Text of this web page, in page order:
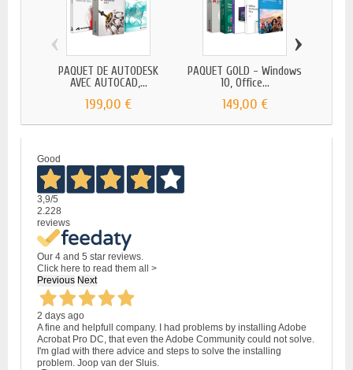
PAQUET DE AUTODESK
AVEC AUTOCAD,...
199,00 €
PAQUET GOLD - Windows
10, Office...
149,00 €
‹ ›
Good
3,9/5
2.228
reviews
Our 4 and 5 star reviews.
Click here to read them all >
Previous Next
2 days ago
A fine and helpfull company. I had problems by installing Adobe
Acrobat Pro DC, that even the Adobe Community could not solve.
I'm glad with there advice and steps to solve the installing
problem. Joop van der Sluis.